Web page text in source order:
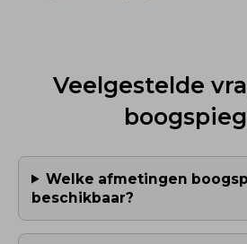
Veelgestelde
Welke afmetingen
beschikbaar?